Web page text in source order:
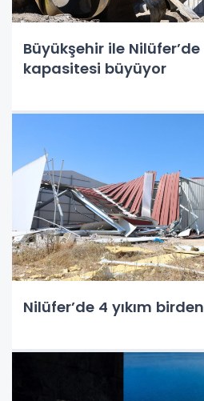
Büyükşehir ile
kapasitesi büyüyor
Nilüfer’de 4 yıkım birden